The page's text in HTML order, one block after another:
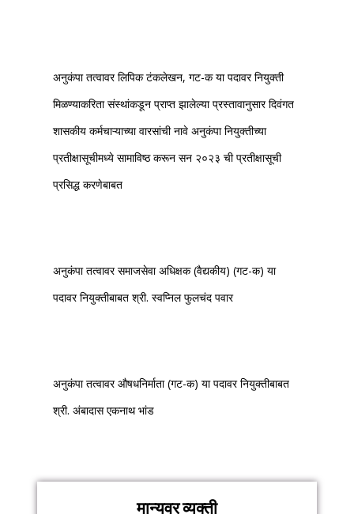
अनुकंपा तत्वावर लिपिक टंकलेखन, गट-क या पदावर नियुक्ती
मिळण्याकरिता संस्थांकडून प्राप्त झालेल्या प्रस्तावानुसार दिवंगत
शासकीय कर्मचाऱ्याच्या वारसांची नावे अनुकंपा नियुक्तीच्या
प्रतीक्षासूचीमध्ये सामाविष्ठ करून सन २०२३ ची प्रतीक्षासूची
प्रसिद्ध करणेबाबत
अनुकंपा तत्वावर समाजसेवा अधिक्षक (वैद्यकीय) (गट-क) या
पदावर नियुक्तीबाबत श्री. स्वप्निल फुलचंद पवार
अनुकंपा तत्वावर औषधनिर्माता (गट-क) या पदावर नियुक्तीबाबत
श्री. अंबादास एकनाथ भांड
मान्यवर व्यक्ती